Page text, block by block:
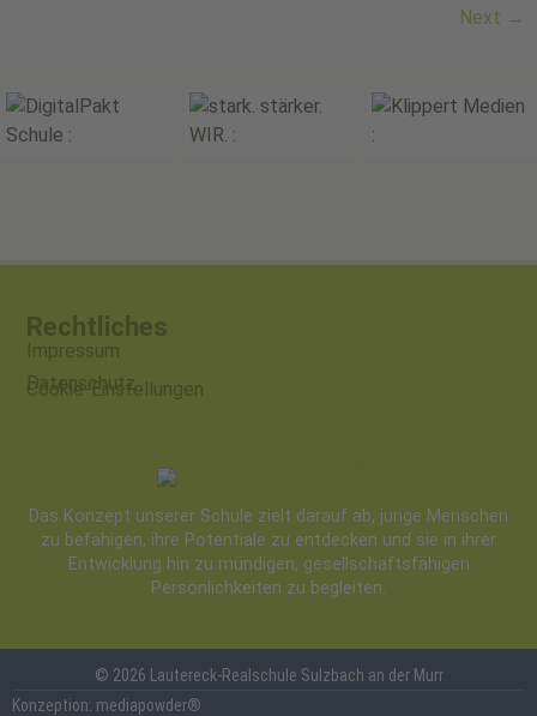
Next →
Das Konzept unserer Schule zielt darauf ab, junge Menschen
zu befähigen, ihre Potentiale zu entdecken und sie in ihrer
Entwicklung hin zu mündigen, gesellschaftsfähigen
Persönlichkeiten zu begleiten.
Rechtliches
Impressum
Datenschutz
Cookie-Einstellungen
© 2026 Lautereck-Realschule Sulzbach an der Murr
Konzeption: mediapowder®